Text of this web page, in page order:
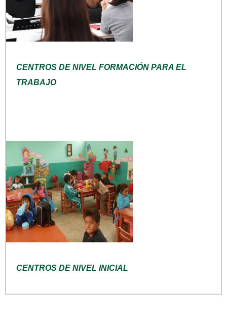
CENTROS DE NIVEL FORMACIÓN PARA EL
TRABAJO
CENTROS DE NIVEL INICIAL